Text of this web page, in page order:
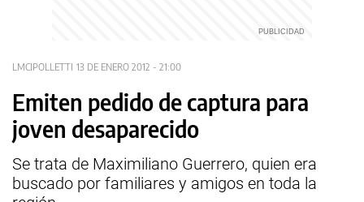
LMCIPOLLETTI 13 DE ENERO 2012 - 21:00
Emiten pedido de captura para
joven desaparecido
Se trata de Maximiliano Guerrero, quien era
buscado por familiares y amigos en toda la